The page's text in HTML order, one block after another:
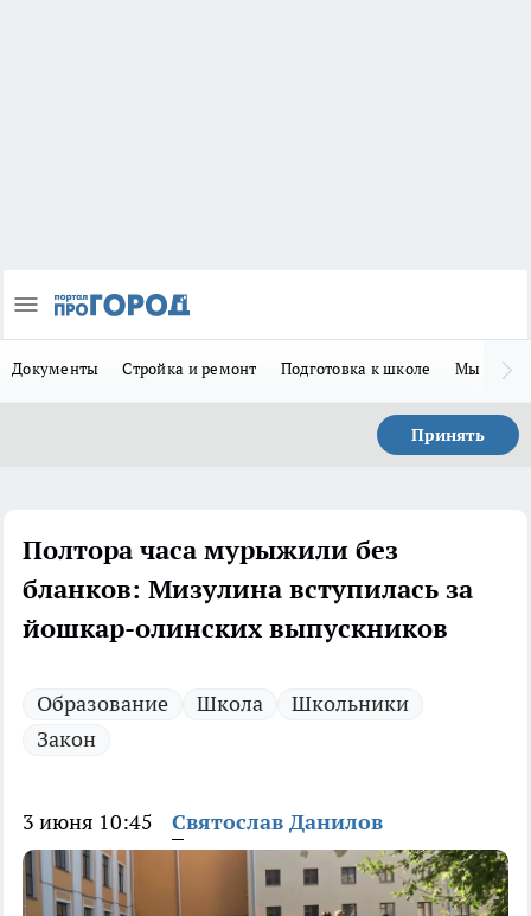
Документы Стройка и ремонт Подготовка к школе Мы в MAX
Принять
Полтора часа мурыжили без
бланков: Мизулина вступилась за
йошкар-олинских выпускников
Образование Школа
Школьники
Закон
3 июня 10:45 Святослав Данилов